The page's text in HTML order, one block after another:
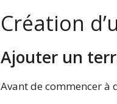
Création
Ajouter un
Avant de commencer à